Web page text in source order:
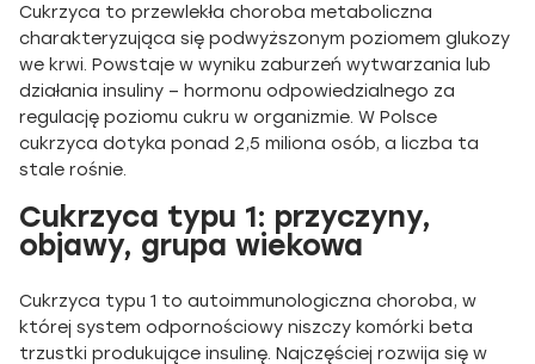
Cukrzyca to przewlekła choroba metaboliczna
charakteryzująca się podwyższonym poziomem glukozy
we krwi. Powstaje w wyniku zaburzeń wytwarzania lub
działania insuliny – hormonu odpowiedzialnego za
regulację poziomu cukru w organizmie. W Polsce
cukrzyca dotyka ponad 2,5 miliona osób, a liczba ta
stale rośnie.
Cukrzyca typu 1: przyczyny,
objawy, grupa wiekowa
Cukrzyca typu 1 to autoimmunologiczna choroba, w
której system odpornościowy niszczy komórki beta
trzustki produkujące insulinę. Najczęściej rozwija się w